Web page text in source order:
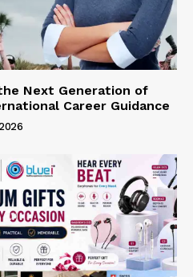
Next Generation of
Career Guidance